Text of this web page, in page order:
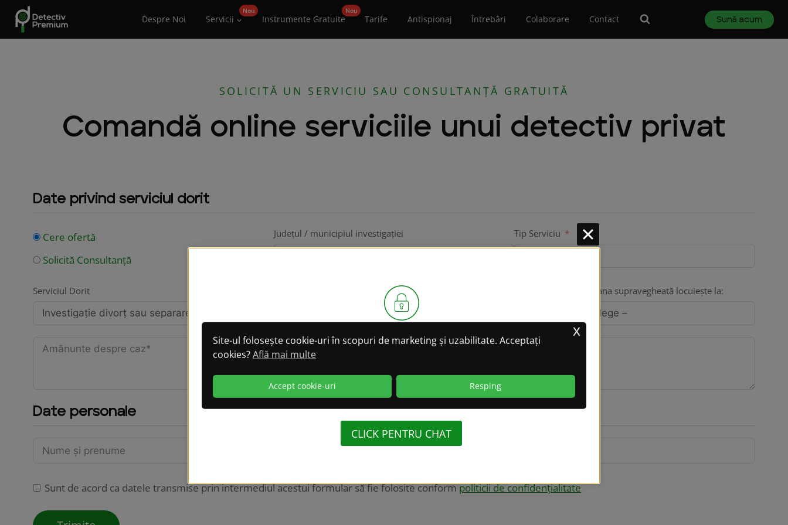
Site-ul folosește cookie-uri în scopuri de marketing și uzabilitate. Acceptați
cookies?Află mai multe
Accept cookie-uri Resping
x
content
Despre Noi Servicii Instrumente Gratuite Tarife Antispionaj Întrebări Colaborare Contact Sună acum
SOLICITĂ UN SERVICIU SAU CONSULTANȚĂ GRATUITĂ
Comandă online serviciile unui detectiv privat
Date privind serviciul dorit
Cere ofertă
Solicită Consultanță
Județul / municipiul investigației Tip Serviciu
Serviciul Dorit Locuiești cu persoana supravegheată? Persoana supravegheată locuiește la:
Date personale
Sunt de acord ca datele transmise prin intermediul acestui formular să fie folosite conformpoliticii de confidențialitate
LA CONVERSAȚIILE
PRIN WHATSAPP!
(WhatsApp oferă criptare integrală a datelor)
CLICK PENTRU CHAT